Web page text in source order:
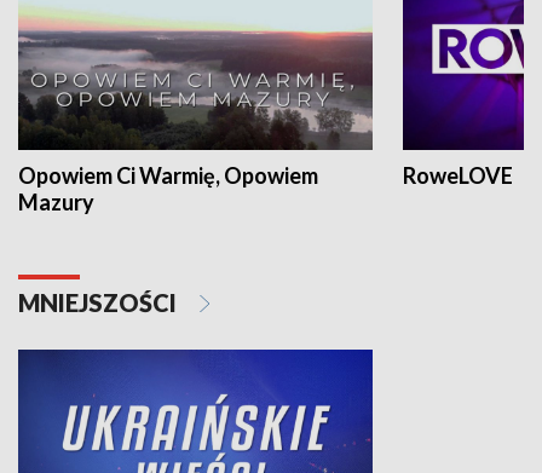
Opowiem Ci Warmię, Opowiem
Mazury
RoweLOVE
MNIEJSZOŚCI